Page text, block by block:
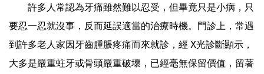
許多人常認為牙痛雖然難以忍受，但畢竟只是小病，只
要忍一忍就沒事，反而延誤適當的治療時機。門診上，常遇
到許多老人家因牙齒腫脹疼痛而來就診，經 X光診斷顯示，
大多是嚴重蛀牙或骨頭嚴重破壞，已經毫無保留價值，留著